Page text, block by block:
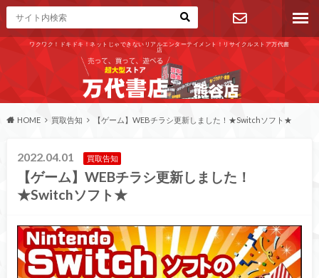
ワクワク！ドキドキ！ネットじゃできないリアルエンターテイメント！リサイクルストア万代書
店
お問い合わ
せ
HOME 買取告知 【ゲーム】WEBチラシ更新しました！★Switchソフト★
2022.04.01 買取告知
【ゲーム】WEBチラシ更新しました！
★Switchソフト★